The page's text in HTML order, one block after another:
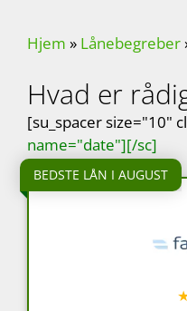
Hjem » Lånebegreber
Hvad er
[su_spacer size="10"
name="date"][/sc]
BEDSTE LÅN I AUGUST